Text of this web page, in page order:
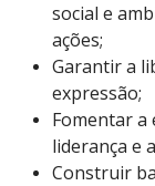
social e
ações;
Garantir a
expressão;
Fomentar a
liderança e
Construir